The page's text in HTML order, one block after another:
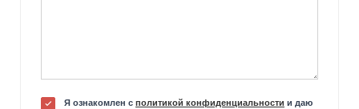
Я ознакомлен с политикой конфиденциальности и даю